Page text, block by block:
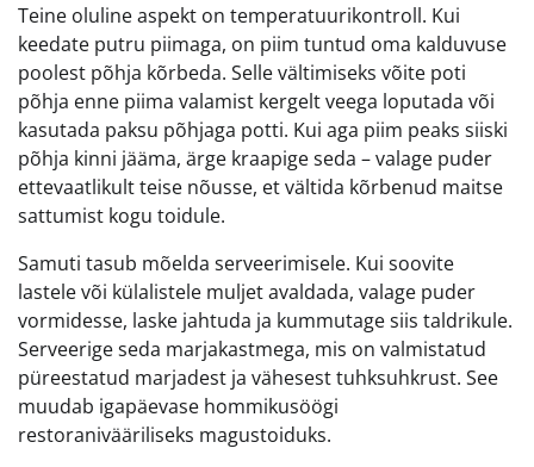
Teine oluline aspekt on temperatuurikontroll. Kui
keedate putru piimaga, on piim tuntud oma kalduvuse
poolest põhja kõrbeda. Selle vältimiseks võite poti
põhja enne piima valamist kergelt veega loputada või
kasutada paksu põhjaga potti. Kui aga piim peaks siiski
põhja kinni jääma, ärge kraapige seda – valage puder
ettevaatlikult teise nõusse, et vältida kõrbenud maitse
sattumist kogu toidule.
Samuti tasub mõelda serveerimisele. Kui soovite
lastele või külalistele muljet avaldada, valage puder
vormidesse, laske jahtuda ja kummutage siis taldrikule.
Serveerige seda marjakastmega, mis on valmistatud
püreestatud marjadest ja vähesest tuhksuhkrust. See
muudab igapäevase hommikusöögi
restoranivääriliseks magustoiduks.